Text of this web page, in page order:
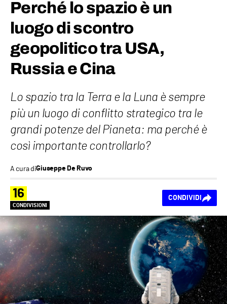
Perché lo spazio è un
luogo di scontro
geopolitico tra USA,
Russia e Cina
Lo spazio tra la Terra e la Luna è sempre
più un luogo di conflitto strategico tra le
grandi potenze del Pianeta: ma perché è
così importante controllarlo?
A cura diGiuseppe De Ruvo
16
CONDIVISIONI
CONDIVIDI